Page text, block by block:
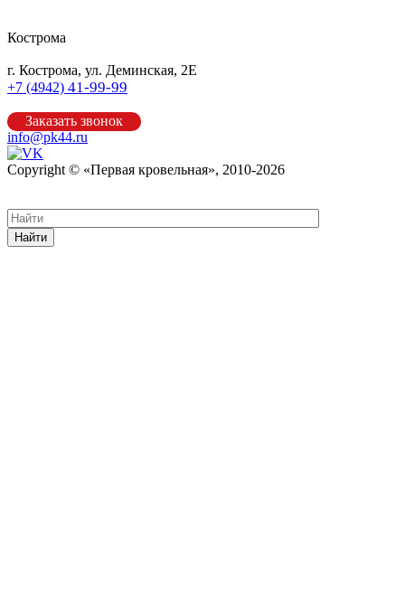
Кострома
г. Кострома, ул. Деминская, 2Е
+7 (4942) 41-99-99
Заказать звонок
info@pk44.ru
Copyright © «Первая кровельная», 2010-2026
Найти